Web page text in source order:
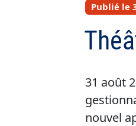
Publié le
31 août
nouvel